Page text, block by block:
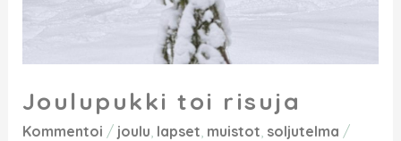
Joulupukki toi risuja
Kommentoi / joulu lapset muistot soljutelma /